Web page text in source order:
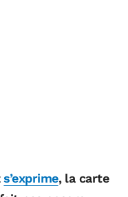
s’exprime, la carte